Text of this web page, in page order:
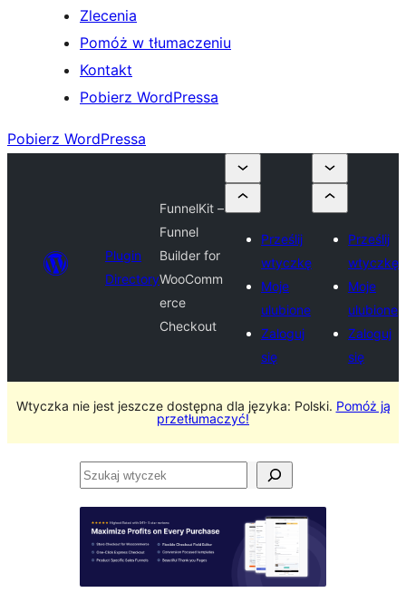
Zlecenia
Pomóż w tłumaczeniu
Kontakt
Pobierz WordPressa
Pobierz WordPressa
Plugin
Directory
FunnelKit –
Funnel
Builder for
WooComm
erce
Checkout
Prześlij
wtyczkę
Moje
ulubione
Zaloguj
się
Prześlij
wtyczkę
Moje
ulubione
Zaloguj
się
Wtyczka nie jest jeszcze dostępna dla języka: Polski. Pomóż ją
przetłumaczyć!
Szukaj